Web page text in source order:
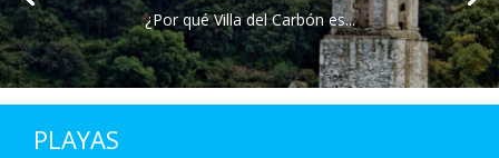
¿Por qué Villa del Carbón es...
PLAYAS